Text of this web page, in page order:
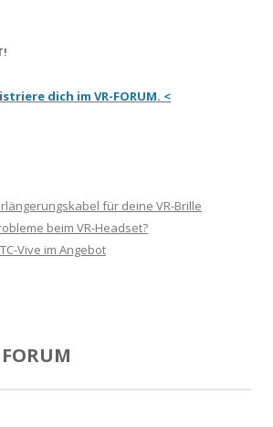
dich im VR-FORUM. <
für deine VR-Brille
beim VR-Headset?
Vive im Angebot